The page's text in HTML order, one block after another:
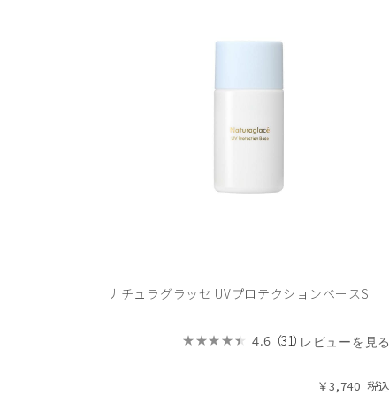
ナチュラグラッセ UVプロテクションベースS
4.6 （31） レビューを見る
￥3,740